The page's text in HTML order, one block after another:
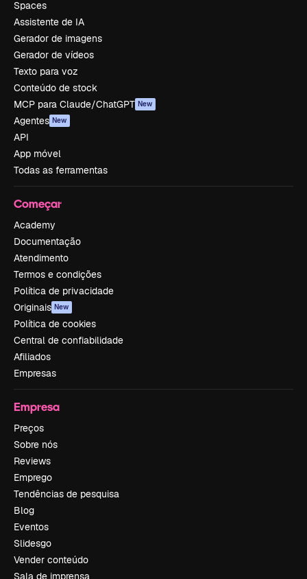
Spaces
Assistente de IA
Gerador de imagens
Gerador de vídeos
Texto para voz
Conteúdo de stock
MCP para Claude/ChatGPT New
Agentes New
API
App móvel
Todas as ferramentas
Começar
Academy
Documentação
Atendimento
Termos e condições
Política de privacidade
Originais New
Política de cookies
Central de confiabilidade
Afiliados
Empresas
Empresa
Preços
Sobre nós
Reviews
Emprego
Tendências de pesquisa
Blog
Eventos
Slidesgo
Vender conteúdo
Sala de imprensa